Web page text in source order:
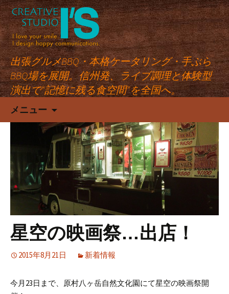
出張グルメBBQ・本格ケータリング・手ぶら
BBQ場を展開。信州発、ライブ調理と体験型
演出で“記憶に残る食空間”を全国へ。
メニュー
テ
ン
へ
ス
キ
ッ
プ
星空の映画祭…出店！
2015年8月21日 新着情報
今月23日まで、原村八ヶ岳自然文化園にて星空の映画祭開